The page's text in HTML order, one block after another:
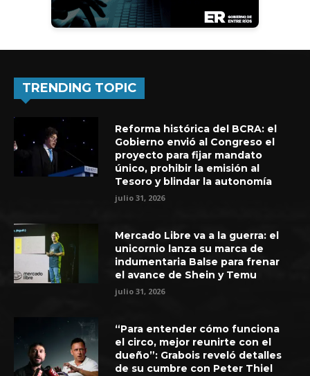
TRENDING TOPIC
Reforma histórica del BCRA: el
Gobierno envió al Congreso el
proyecto para fijar mandato
único, prohibir la emisión al
Tesoro y blindar la autonomía
julio 31, 2026
Mercado Libre va a la guerra: el
unicornio lanza su marca de
indumentaria Balse para frenar
el avance de Shein y Temu
julio 31, 2026
“Para entender cómo funciona
el circo, mejor reunirte con el
dueño”: Grabois reveló detalles
de su cumbre con Peter Thiel